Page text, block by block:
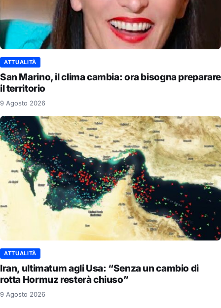
ATTUALITÀ
San Marino, il clima cambia: ora bisogna preparare
il territorio
9 Agosto 2026
ATTUALITÀ
Iran, ultimatum agli Usa: “Senza un cambio di
rotta Hormuz resterà chiuso”
9 Agosto 2026